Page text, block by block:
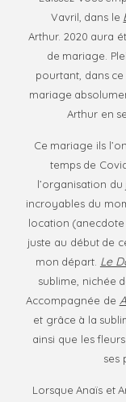
Vavril, dans le
Arthur. 2020 aura
de mariage.
pourtant, dans
mariage
Arthur en
Ce mariage ils
temps de
l’organisation
incroyables du
location (anecdote
juste au début de
mon départ. Le
sublime, nichée
Accompagnée de
et grâce à la
ainsi que les
ses
Lorsque Anaïs et
that
inspire
and
ahead